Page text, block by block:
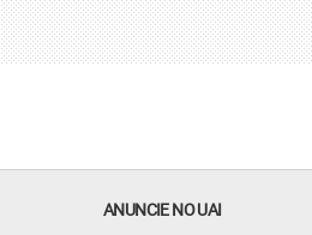
ANUNCIE NO UAI